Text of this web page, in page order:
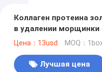
Коллаген протеина
в удалении морщинки
Цена：13usd MOQ：
Лучшая цена